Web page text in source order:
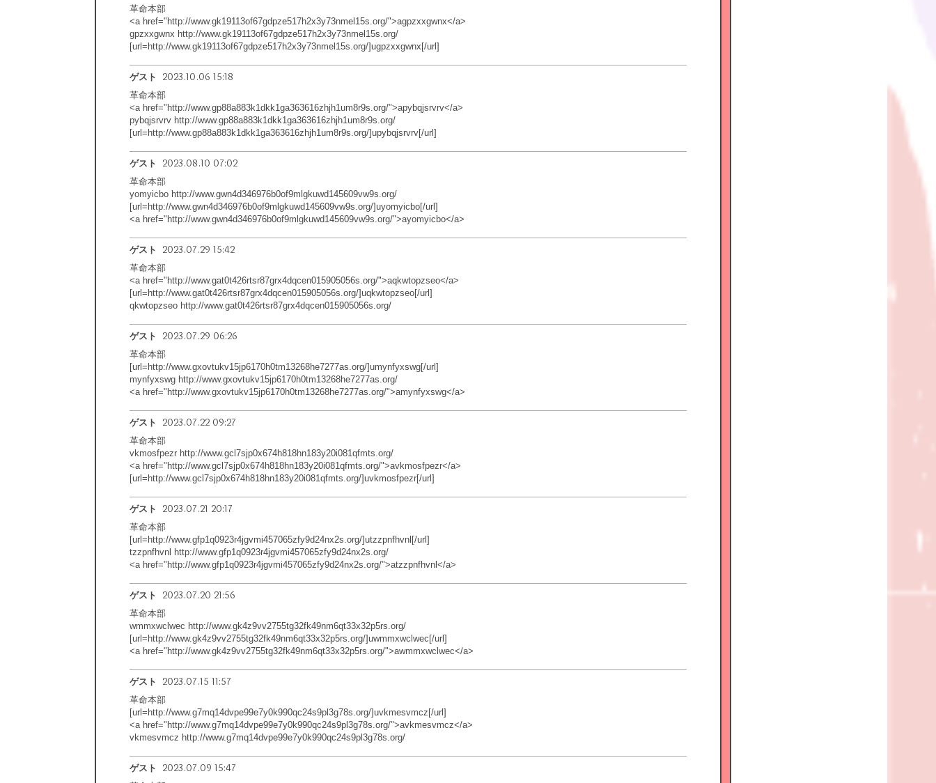
革命本部
<a href="http://www.gk19113of67gdpze517h2x3y73nmel15s.org/">agpzxxgwnx</a>
gpzxxgwnx http://www.gk19113of67gdpze517h2x3y73nmel15s.org/
[url=http://www.gk19113of67gdpze517h2x3y73nmel15s.org/]ugpzxxgwnx[/url]
ゲスト 2023.10.06 15:18
革命本部
<a href="http://www.gp88a883k1dkk1ga363616zhjh1um8r9s.org/">apybqjsrvrv</a>
pybqjsrvrv http://www.gp88a883k1dkk1ga363616zhjh1um8r9s.org/
[url=http://www.gp88a883k1dkk1ga363616zhjh1um8r9s.org/]upybqjsrvrv[/url]
ゲスト 2023.08.10 07:02
革命本部
yomyicbo http://www.gwn4d346976b0of9mlgkuwd145609vw9s.org/
[url=http://www.gwn4d346976b0of9mlgkuwd145609vw9s.org/]uyomyicbo[/url]
<a href="http://www.gwn4d346976b0of9mlgkuwd145609vw9s.org/">ayomyicbo</a>
ゲスト 2023.07.29 15:42
革命本部
<a href="http://www.gat0t426rtsr87grx4dqcen015905056s.org/">aqkwtopzseo</a>
[url=http://www.gat0t426rtsr87grx4dqcen015905056s.org/]uqkwtopzseo[/url]
qkwtopzseo http://www.gat0t426rtsr87grx4dqcen015905056s.org/
ゲスト 2023.07.29 06:26
革命本部
[url=http://www.gxovtukv15jp6170h0tm13268he7277as.org/]umynfyxswg[/url]
mynfyxswg http://www.gxovtukv15jp6170h0tm13268he7277as.org/
<a href="http://www.gxovtukv15jp6170h0tm13268he7277as.org/">amynfyxswg</a>
ゲスト 2023.07.22 09:27
革命本部
vkmosfpezr http://www.gcl7sjp0x674h818hn183y20i081qfmts.org/
<a href="http://www.gcl7sjp0x674h818hn183y20i081qfmts.org/">avkmosfpezr</a>
[url=http://www.gcl7sjp0x674h818hn183y20i081qfmts.org/]uvkmosfpezr[/url]
ゲスト 2023.07.21 20:17
革命本部
[url=http://www.gfp1q0923r4jgvmi457065zfy9d24nx2s.org/]utzzpnfhvnl[/url]
tzzpnfhvnl http://www.gfp1q0923r4jgvmi457065zfy9d24nx2s.org/
<a href="http://www.gfp1q0923r4jgvmi457065zfy9d24nx2s.org/">atzzpnfhvnl</a>
ゲスト 2023.07.20 21:56
革命本部
wmmxwclwec http://www.gk4z9vv2755tg32fk49nm6qt33x32p5rs.org/
[url=http://www.gk4z9vv2755tg32fk49nm6qt33x32p5rs.org/]uwmmxwclwec[/url]
<a href="http://www.gk4z9vv2755tg32fk49nm6qt33x32p5rs.org/">awmmxwclwec</a>
ゲスト 2023.07.15 11:57
革命本部
[url=http://www.g7mq14dvpe99e7y0k990qc24s9pl3g78s.org/]uvkmesvmcz[/url]
<a href="http://www.g7mq14dvpe99e7y0k990qc24s9pl3g78s.org/">avkmesvmcz</a>
vkmesvmcz http://www.g7mq14dvpe99e7y0k990qc24s9pl3g78s.org/
ゲスト 2023.07.09 15:47